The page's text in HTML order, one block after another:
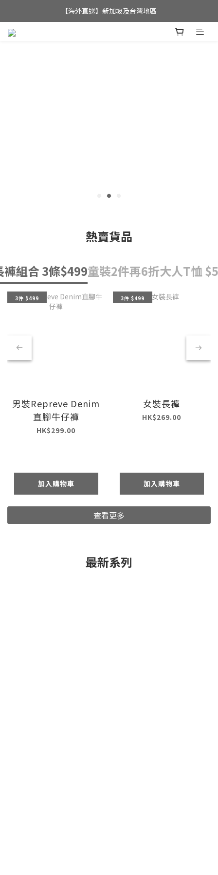
全店滿$350，即可享港澳地區免運費;
【海外直送】新加坡及台灣地區
熱賣貨品
褲組合 3條$499童裝2件再6折大人T恤
3件 $499
男裝Repreve Denim
直腳牛仔褲
HK$299.00
加入購物車
3件 $499
女裝長褲
HK$269.00
加入購物車
查看更多
最新系列